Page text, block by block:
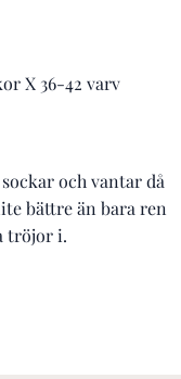
X 36-42 varv
och vantar då
bättre än bara ren
tröjor i.